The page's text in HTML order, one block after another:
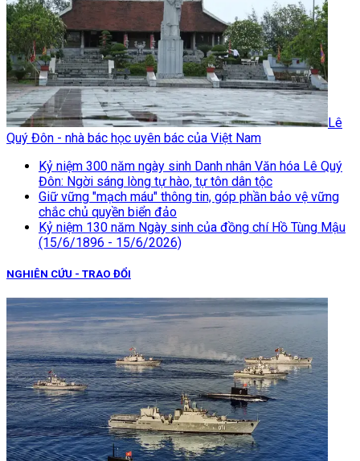
Lê
Quý Đôn - nhà bác học uyên bác của Việt Nam
Kỷ niệm 300 năm ngày sinh Danh nhân Văn hóa Lê Quý
Đôn: Ngời sáng lòng tự hào, tự tôn dân tộc
Giữ vững "mạch máu" thông tin, góp phần bảo vệ vững
chắc chủ quyền biển đảo
Kỷ niệm 130 năm Ngày sinh của đồng chí Hồ Tùng Mậu
(15/6/1896 - 15/6/2026)
NGHIÊN CỨU - TRAO ĐỔI